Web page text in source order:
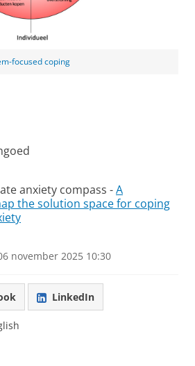
focused coping
anxiety compass -A
the solution space for coping
november 2025 10:30
LinkedIn